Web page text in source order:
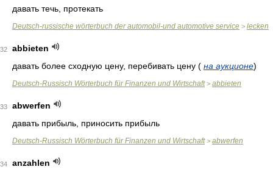
давать течь, протекать
Deutsch-russische wörterbuch der automobil-und automotive service > lecken
32
abbieten
давать более сходную цену, перебивать цену ( на аукционе)
Deutsch-Russisch Wörterbuch für Finanzen und Wirtschaft> abbieten
33
abwerfen
давать прибыль, приносить прибыль
Deutsch-Russisch Wörterbuch für Finanzen und Wirtschaft> abwerfen
34
anzahlen